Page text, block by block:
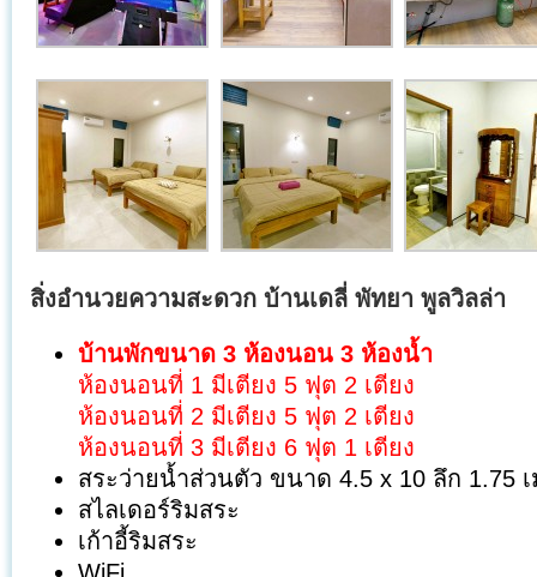
สิ่งอำนวยความสะดวก บ้านเดลี่ พัทยา พูลวิลล่า
บ้านพักขนาด 3 ห้องนอน 3 ห้องน้ำ
ห้องนอนที่ 1 มีเตียง 5 ฟุต 2 เตียง
ห้องนอนที่ 2 มีเตียง 5 ฟุต 2 เตียง
ห้องนอนที่ 3 มีเตียง 6 ฟุต 1 เตียง
สระว่ายน้ำส่วนตัว ขนาด 4.5 x 10 ลึก 1.75
สไลเดอร์ริมสระ
เก้าอี้ริมสระ